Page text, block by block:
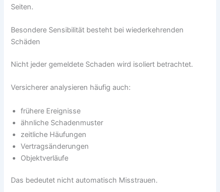
Seiten.
Besondere Sensibilität besteht bei wiederkehrenden
Schäden
Nicht jeder gemeldete Schaden wird isoliert betrachtet.
Versicherer analysieren häufig auch:
frühere Ereignisse
ähnliche Schadenmuster
zeitliche Häufungen
Vertragsänderungen
Objektverläufe
Das bedeutet nicht automatisch Misstrauen.